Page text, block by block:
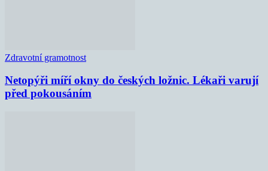
Zdravotní gramotnost
Netopýři míří okny do českých ložnic. Lékaři varují
před pokousáním